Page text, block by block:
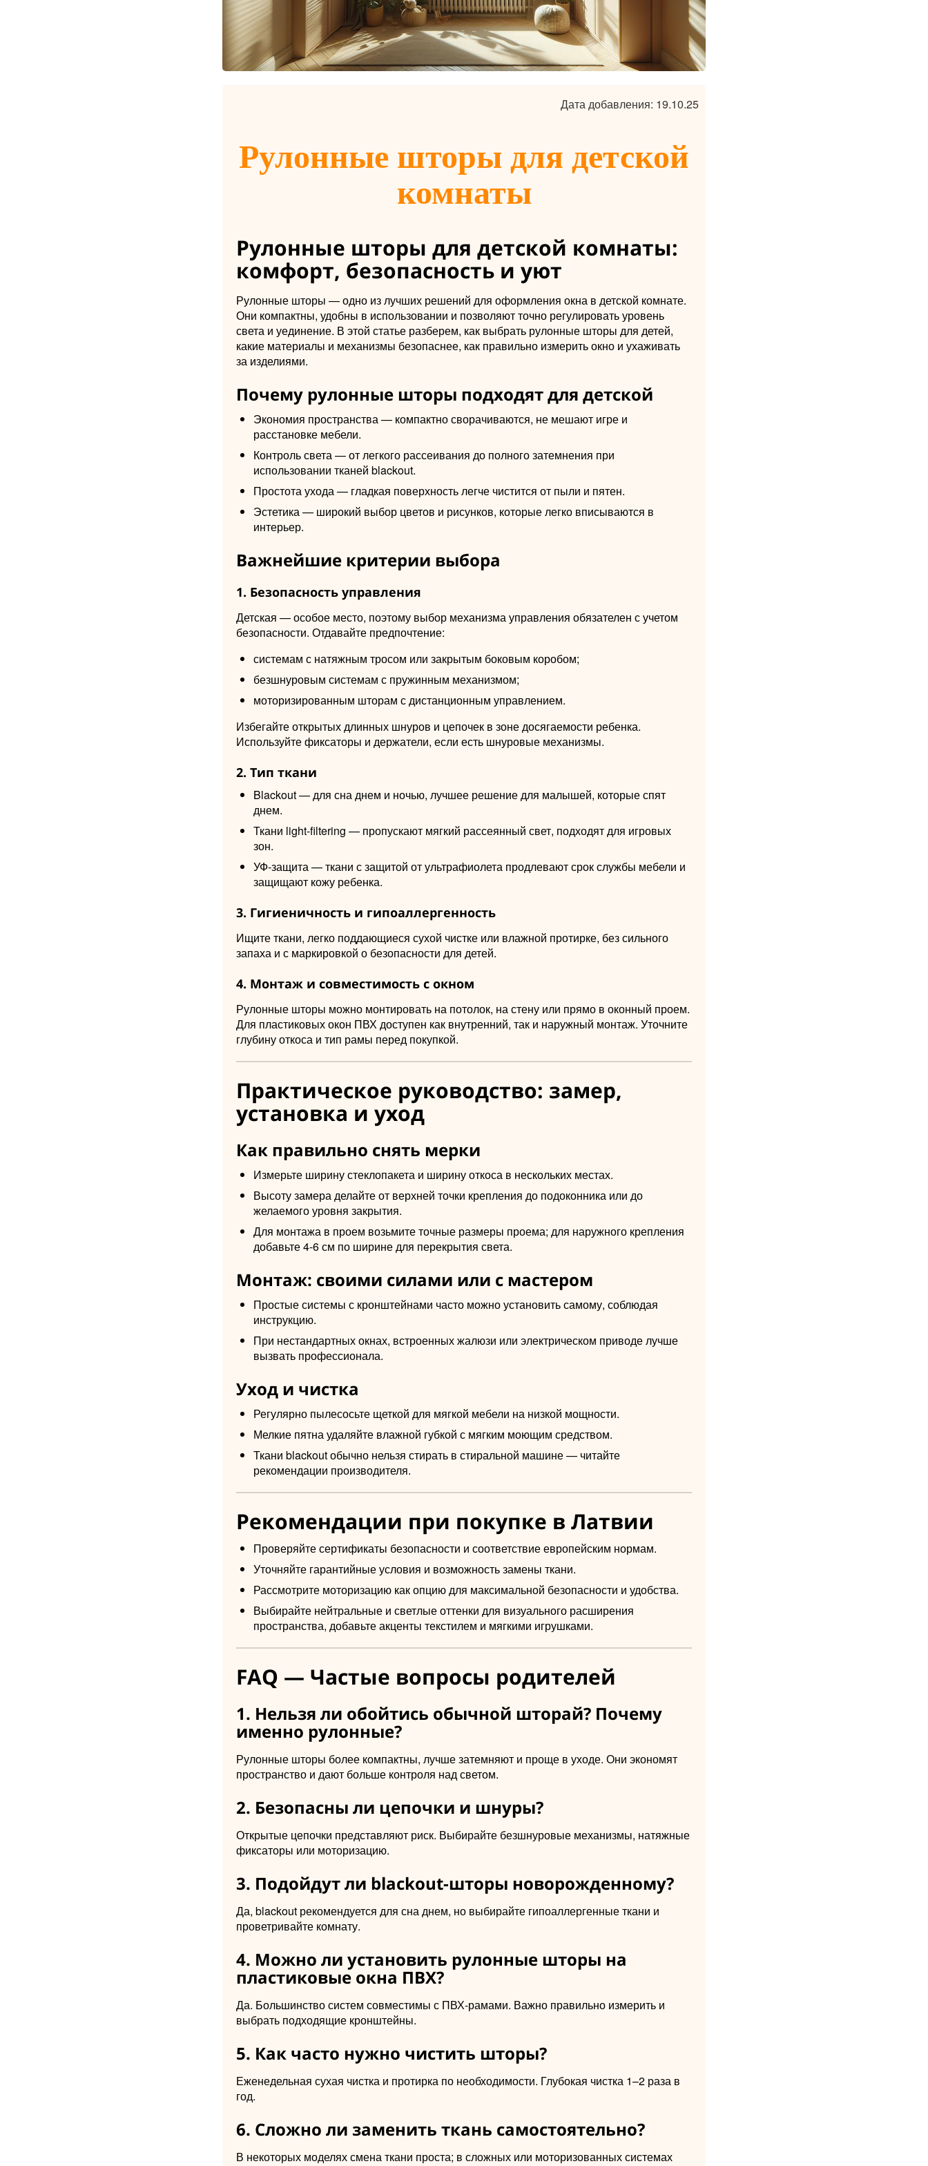
Дата добавления: 19.10.25
Рулонные шторы для детской
комнаты
Рулонные шторы для детской комнаты:
комфорт, безопасность и уют
Рулонные шторы — одно из лучших решений для оформления окна в детской комнате.
Они компактны, удобны в использовании и позволяют точно регулировать уровень
света и уединение. В этой статье разберем, как выбрать рулонные шторы для детей,
какие материалы и механизмы безопаснее, как правильно измерить окно и ухаживать
за изделиями.
Почему рулонные шторы подходят для детской
Экономия пространства — компактно сворачиваются, не мешают игре и
расстановке мебели.
Контроль света — от легкого рассеивания до полного затемнения при
использовании тканей blackout.
Простота ухода — гладкая поверхность легче чистится от пыли и пятен.
Эстетика — широкий выбор цветов и рисунков, которые легко вписываются в
интерьер.
Важнейшие критерии выбора
1. Безопасность управления
Детская — особое место, поэтому выбор механизма управления обязателен с учетом
безопасности. Отдавайте предпочтение:
системам с натяжным тросом или закрытым боковым коробом;
безшнуровым системам с пружинным механизмом;
моторизированным шторам с дистанционным управлением.
Избегайте открытых длинных шнуров и цепочек в зоне досягаемости ребенка.
Используйте фиксаторы и держатели, если есть шнуровые механизмы.
2. Тип ткани
Blackout — для сна днем и ночью, лучшее решение для малышей, которые спят
днем.
Ткани light-filtering — пропускают мягкий рассеянный свет, подходят для игровых
зон.
УФ-защита — ткани с защитой от ультрафиолета продлевают срок службы мебели и
защищают кожу ребенка.
3. Гигиеничность и гипоаллергенность
Ищите ткани, легко поддающиеся сухой чистке или влажной протирке, без сильного
запаха и с маркировкой о безопасности для детей.
4. Монтаж и совместимость с окном
Рулонные шторы можно монтировать на потолок, на стену или прямо в оконный проем.
Для пластиковых окон ПВХ доступен как внутренний, так и наружный монтаж. Уточните
глубину откоса и тип рамы перед покупкой.
Практическое руководство: замер,
установка и уход
Как правильно снять мерки
Измерьте ширину стеклопакета и ширину откоса в нескольких местах.
Высоту замера делайте от верхней точки крепления до подоконника или до
желаемого уровня закрытия.
Для монтажа в проем возьмите точные размеры проема; для наружного крепления
добавьте 4-6 см по ширине для перекрытия света.
Монтаж: своими силами или с мастером
Простые системы с кронштейнами часто можно установить самому, соблюдая
инструкцию.
При нестандартных окнах, встроенных жалюзи или электрическом приводе лучше
вызвать профессионала.
Уход и чистка
Регулярно пылесосьте щеткой для мягкой мебели на низкой мощности.
Мелкие пятна удаляйте влажной губкой с мягким моющим средством.
Ткани blackout обычно нельзя стирать в стиральной машине — читайте
рекомендации производителя.
Рекомендации при покупке в Латвии
Проверяйте сертификаты безопасности и соответствие европейским нормам.
Уточняйте гарантийные условия и возможность замены ткани.
Рассмотрите моторизацию как опцию для максимальной безопасности и удобства.
Выбирайте нейтральные и светлые оттенки для визуального расширения
пространства, добавьте акценты текстилем и мягкими игрушками.
FAQ — Частые вопросы родителей
1. Нельзя ли обойтись обычной шторай? Почему
именно рулонные?
Рулонные шторы более компактны, лучше затемняют и проще в уходе. Они экономят
пространство и дают больше контроля над светом.
2. Безопасны ли цепочки и шнуры?
Открытые цепочки представляют риск. Выбирайте безшнуровые механизмы, натяжные
фиксаторы или моторизацию.
3. Подойдут ли blackout-шторы новорожденному?
Да, blackout рекомендуется для сна днем, но выбирайте гипоаллергенные ткани и
проветривайте комнату.
4. Можно ли установить рулонные шторы на
пластиковые окна ПВХ?
Да. Большинство систем совместимы с ПВХ-рамами. Важно правильно измерить и
выбрать подходящие кронштейны.
5. Как часто нужно чистить шторы?
Еженедельная сухая чистка и протирка по необходимости. Глубокая чистка 1–2 раза в
год.
6. Сложно ли заменить ткань самостоятельно?
В некоторых моделях смена ткани проста; в сложных или моторизованных системах